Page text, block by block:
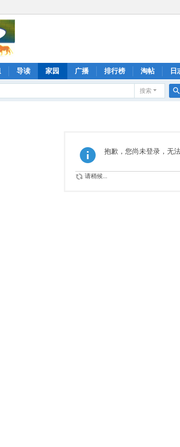
导读 家园 广播 排行榜 淘帖 日
搜索
抱歉，您尚未登录，无
请稍候...